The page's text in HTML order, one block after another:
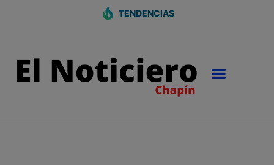
TENDENCIAS